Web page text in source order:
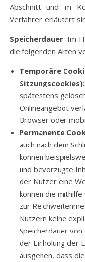
Abschnitt und im
Verfahren erläutert
Speicherdauer: Im
die folgenden Arten
Temporäre
Sitzungscookies):
spätestens
Onlineangebot
Browser oder
Permanente
auch nach dem
können
und bevorzugte
der Nutzer eine
können die
zur
Nutzern keine
Speicherdauer von
der Einholung der
ausgehen, dass